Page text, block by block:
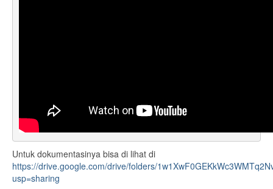
Untuk dokumentasinya bisa di lihat di
https://drive.google.com/drive/folders/
usp=sharing